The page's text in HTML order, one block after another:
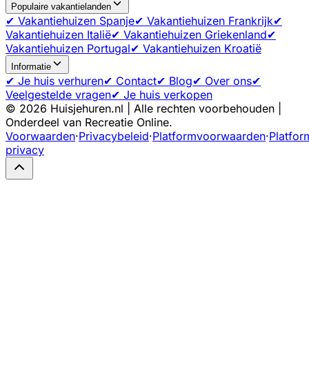
Populaire vakantielanden
✔ Vakantiehuizen Spanje✔ Vakantiehuizen Frankrijk✔
Vakantiehuizen Italië✔ Vakantiehuizen Griekenland✔
Vakantiehuizen Portugal✔ Vakantiehuizen Kroatië
Informatie
✔ Je huis verhuren✔ Contact✔ Blog✔ Over ons✔
Veelgestelde vragen✔ Je huis verkopen
© 2026 Huisjehuren.nl | Alle rechten voorbehouden |
Onderdeel van Recreatie Online.
Voorwaarden·Privacybeleid·Platformvoorwaarden·
privacy